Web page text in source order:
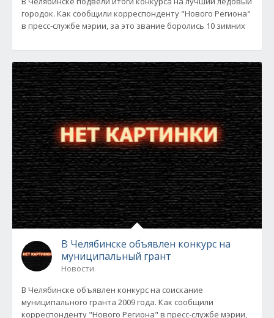
городок. Как сообщили корреспонденту "Нового Региона"
в пресс-службе мэрии, за это звание боролись 10 зимних
В Челябинске объявлен конкурс на
муниципальный грант
Новости
В Челябинске объявлен конкурс на соискание
муниципального гранта 2009 года. Как сообщили
корреспонденту "Нового Региона" в пресс-службе мэрии,